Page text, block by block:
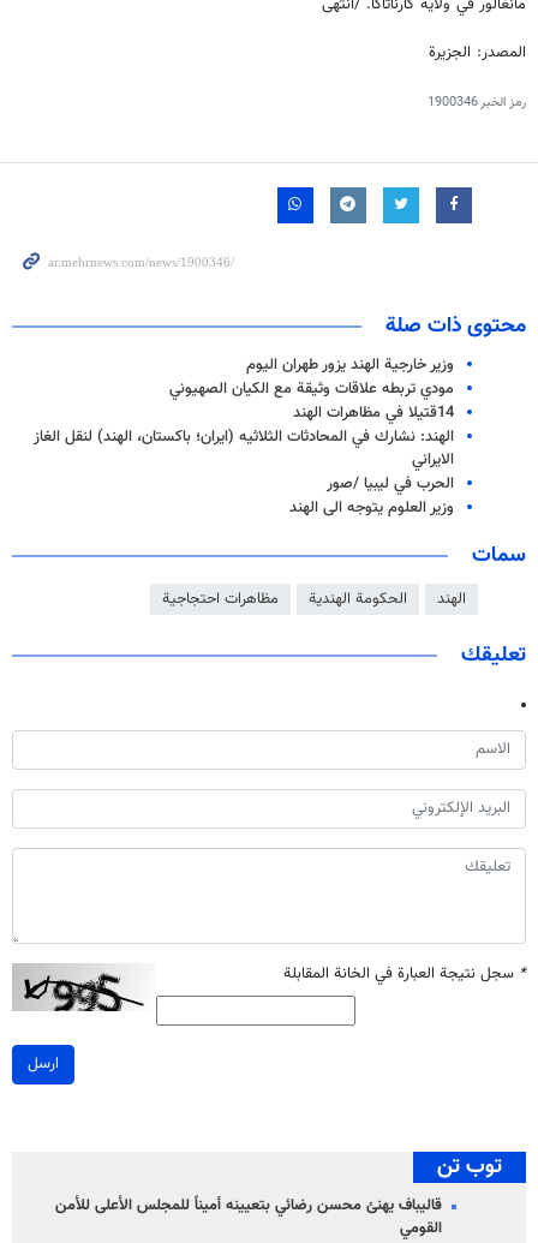
مانغالور في ولاية كارناتاكا. /انتهى
المصدر: الجزيرة
رمز الخبر1900346
محتوى ذات صلة
وزير خارجية الهند يزور طهران اليوم
مودي تربطه علاقات وثيقة مع الكيان الصهيوني
14قتيلا في مظاهرات الهند
الهند: نشارك في المحادثات الثلاثيه (ايران؛ باكستان، الهند) لنقل الغاز
الايراني
الحرب في ليبيا /صور
وزير العلوم يتوجه الى الهند
سمات
الهند الحكومة الهندية مظاهرات احتجاجية
تعليقك
* سجل نتيجة العبارة في الخانة المقابلة
ارسل
توب تن
قاليباف يهنئ محسن رضائي بتعيينه أميناً للمجلس الأعلى للأمن
القومي